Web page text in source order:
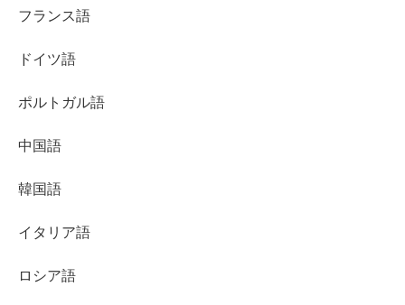
フランス語
ドイツ語
ポルトガル語
中国語
韓国語
イタリア語
ロシア語